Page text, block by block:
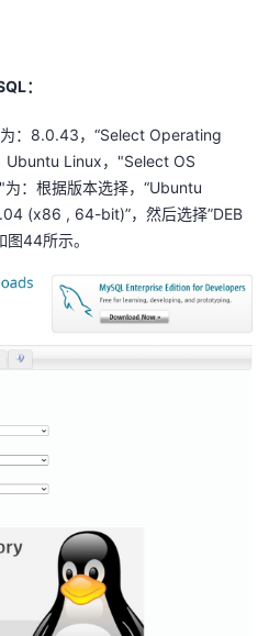
：
：8.0.43，“Select Operating
Ubuntu Linux，"Select OS
：根据版本选择，“Ubuntu
(x86 , 64-bit)”，然后选择”DEB
44所示。